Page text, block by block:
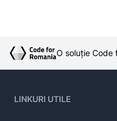
O soluție Code
LINKURI UTILE